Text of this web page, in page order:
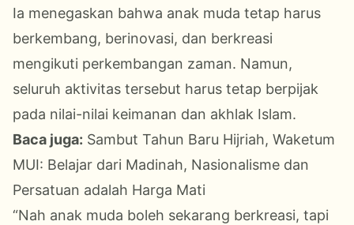
Ia menegaskan bahwa anak muda tetap harus
berkembang, berinovasi, dan berkreasi
mengikuti perkembangan zaman. Namun,
seluruh aktivitas tersebut harus tetap berpijak
pada nilai-nilai keimanan dan akhlak Islam.
Baca juga: Sambut Tahun Baru Hijriah, Waketum
MUI: Belajar dari Madinah, Nasionalisme dan
Persatuan adalah Harga Mati
“Nah anak muda boleh sekarang berkreasi, tapi